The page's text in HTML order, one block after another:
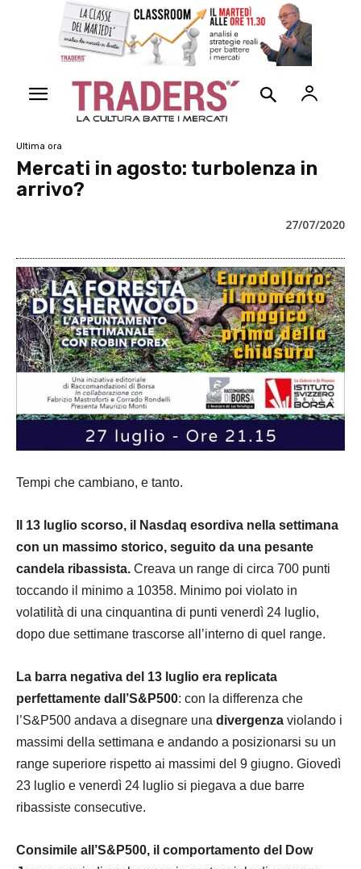
Ultima ora
Mercati in agosto: turbolenza in
arrivo?
27/07/2020
Tempi che cambiano, e tanto.
Il 13 luglio scorso, il Nasdaq esordiva nella settimana
con un massimo storico, seguito da una pesante
candela ribassista. Creava un range di circa 700 punti
toccando il minimo a 10358. Minimo poi violato in
volatilità di una cinquantina di punti venerdì 24 luglio,
dopo due settimane trascorse all’interno di quel range.
La barra negativa del 13 luglio era replicata
perfettamente dall’S&P500: con la differenza che
l’S&P500 andava a disegnare una divergenza violando i
massimi della settimana e andando a posizionarsi su un
range superiore rispetto ai massimi del 9 giugno. Giovedì
23 luglio e venerdì 24 luglio si piegava a due barre
ribassiste consecutive.
Consimile all’S&P500, il comportamento del Dow